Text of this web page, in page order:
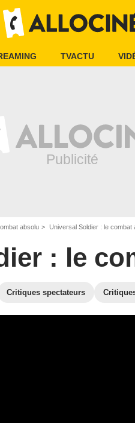
TVACTU
absolu Universal Soldier : le
: le
Critiques spectateurs